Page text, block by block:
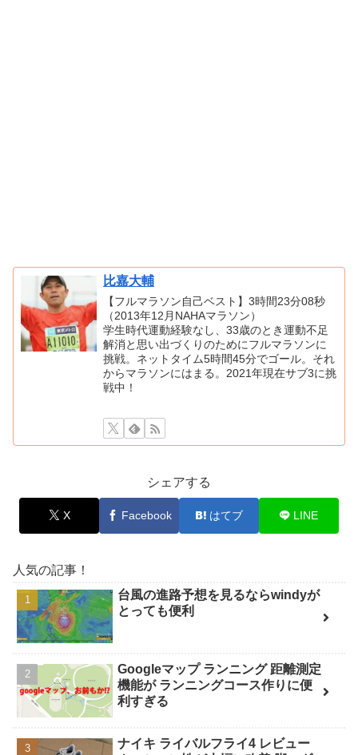
比嘉大輔
【フルマラソン自己ベスト】3時間23分08秒
（2013年12月NAHAマラソン）
学生時代運動経験なし、33歳のとき運動不足
解消と思い出づくりのためにフルマラソンに
挑戦。ネットタイム5時間45分でゴール。それ
からマラソンにはまる。2021年現在サブ3に挑
戦中！
シェアする
X Facebook はてブ LINE
人気の記事！
台風の進路予想を見るならwindyが
とっても便利
Googleマップ ランニング 距離測定
機能が ランニングコース作りに便
利すぎる
ナイキ ライバルフライ4 レビュー